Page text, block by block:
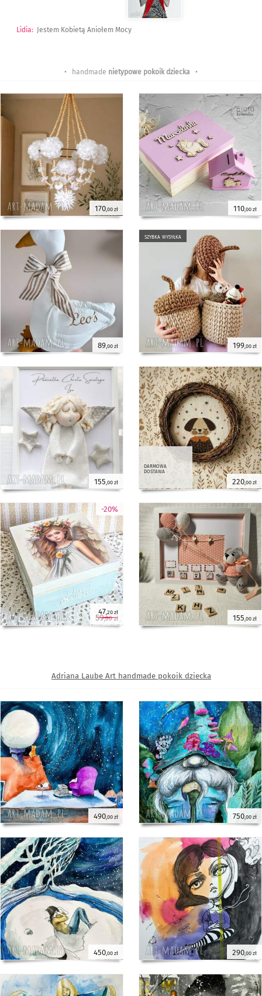
Lidia: Jestem Kobietą Aniołem Mocy
• handmade nietypowe pokoik dziecka •
170,00 zł 110,00 zł
89,00 zł
szybka wysyłka
199,00 zł
155 ,00 zł
darmowa
dostawa
220,00 zł
-20%
47,20 zł
59,00 zł 155,00 zł
Adriana Laube Art handmade pokoik dziecka
490,00 zł 750,00 zł
450,00 zł 290,00 zł